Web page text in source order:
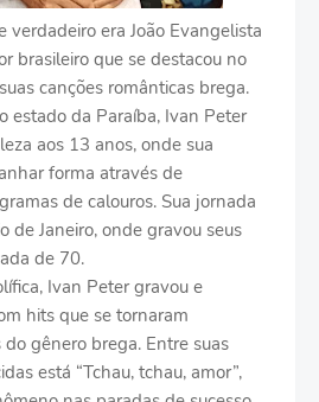
verdadeiro era João Evangelista
brasileiro que se destacou no
canções românticas brega.
estado da Paraíba, Ivan Peter
aos 13 anos, onde sua
forma através de
de calouros. Sua jornada
de Janeiro, onde gravou seus
de 70.
Ivan Peter gravou e
hits que se tornaram
gênero brega. Entre suas
está “Tchau, tchau, amor”,